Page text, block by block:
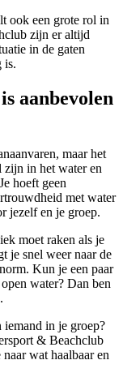
ook een grote rol in
zijn er altijd
in de gaten
is.
aanbevolen
maar het
zijn in het water en
hoeft geen
met water
jezelf en je groep.
moet raken als je
je snel weer naar de
Kun je een paar
water? Dan ben
in je groep?
& Beachclub
wat haalbaar en